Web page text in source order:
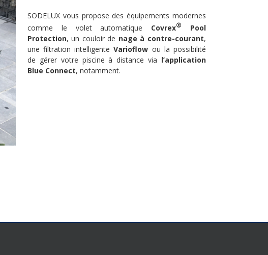
SODELUX vous propose des équipements modernes
comme le volet automatique Covrex®
Pool
Protection, un couloir de nage à contre-courant,
une filtration intelligenteVarioflow ou la possibilité
de gérer votre piscine à distance via l’application
Blue Connect, notamment.